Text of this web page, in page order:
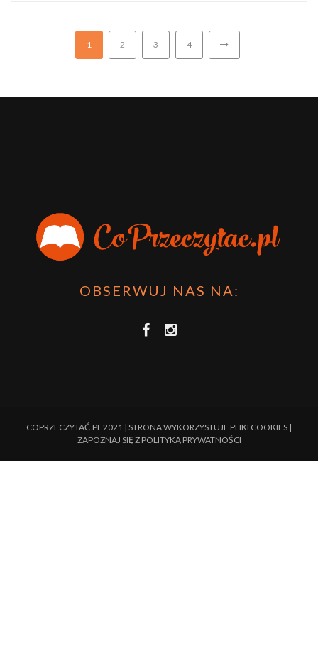
1 2 3 4
OBSERWUJ NAS NA:
COPRZECZYTAĆ.PL 2021 | STRONA WYKORZYSTUJE PLIKI COOKIES |
ZAPOZNAJ SIĘ Z POLITYKĄ PRYWATNOŚCI